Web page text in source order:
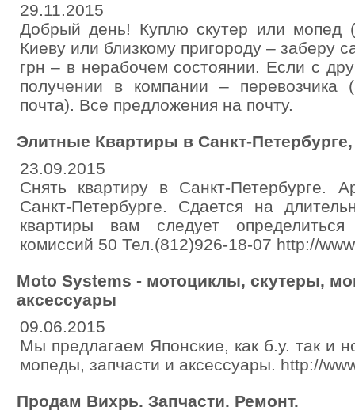
29.11.2015
Добрый день! Куплю скутер или мопед
Киеву или близкому пригороду – заберу
грн – в нерабочем состоянии. Если с
получении в компании – перевозчика
почта). Все предложения на почту.
Элитные Квартиры в Санкт-
23.09.2015
Снять квартиру в Санкт-Петербурге.
Санкт-Петербурге. Сдается на
квартиры вам следует
комиссий 50 Тел.(812)926-18-07 http://
Moto Systems - мотоциклы, скутеры,
аксессуары
09.06.2015
Мы предлагаем Японские, как б.у. так и
мопеды, запчасти и аксессуары. http://
Продам Вихрь. Запчасти. Ремонт.